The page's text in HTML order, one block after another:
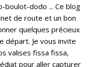
boulot-dodo ... Ce blog
de route et un bon
quelques précieux
départ. Je vous invite
valises fissa fissa,
pour aller capturer